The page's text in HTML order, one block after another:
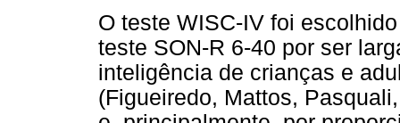
O teste WISC-IV foi
teste SON-R 6-40 por ser
inteligência de crianças e
(Figueiredo, Mattos,